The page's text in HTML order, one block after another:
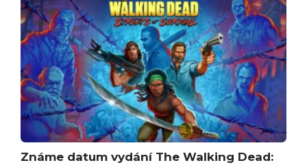
Známe datum vydání The Walking Dead: